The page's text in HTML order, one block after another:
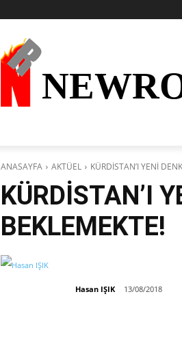
ANASAYFA AKTÜEL KÜRDİSTAN’I YENİ
KÜRDİSTAN’I
BEKLEMEKTE!
Hasan IŞIK 13/08/2018